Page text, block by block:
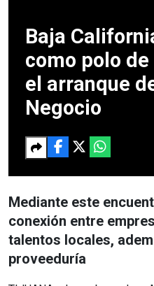
Baja
como polo
el arranque
Negocio
Mediante este
conexión entre
talentos locales,
proveeduría